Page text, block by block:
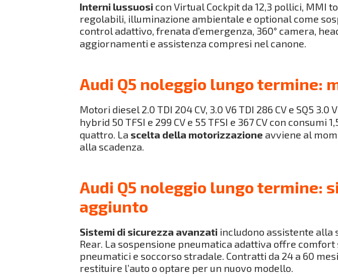
Interni lussuosi con Virtual Cockpit da 12,3 pollici, MMI
regolabili, illuminazione ambientale e optional come
control adattivo, frenata d’emergenza, 360° camera,
aggiornamenti e assistenza compresi nel canone.
Audi Q5 noleggio lungo termine:
Motori diesel 2.0 TDI 204 CV, 3.0 V6 TDI 286 CV e SQ5 3.0
hybrid 50 TFSI e 299 CV e 55 TFSI e 367 CV con
quattro. La scelta della motorizzazione avviene al
alla scadenza.
Audi Q5 noleggio lungo termine:
aggiunto
Sistemi di sicurezza avanzati includono assistente alla
Rear. La sospensione pneumatica adattiva offre
pneumatici e soccorso stradale. Contratti da 24 a 60
restituire l’auto o optare per un nuovo modello.